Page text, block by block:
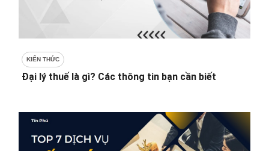
KIẾN THỨC
Đại lý thuế là gì? Các thông tin bạn cần biết